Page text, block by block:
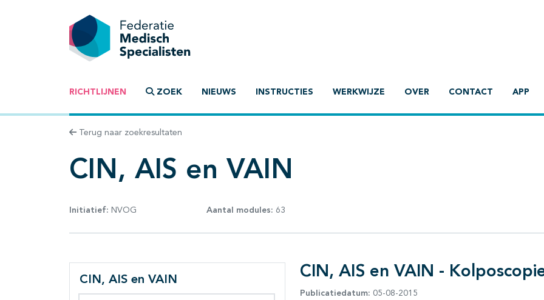
RICHTLIJNEN ZOEK NIEUWS INSTRUCTIES WERKWIJZE OVER CONTACT APP
Terug naar zoekresultaten
CIN, AIS en VAIN
Initiatief: NVOG Aantal modules: 63
CIN, AIS en VAIN CIN, AIS en VAIN -
Publicatiedatum: 05-08-2015